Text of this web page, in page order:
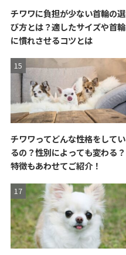
チワワに負担が少ない首輪の選
び方とは？適したサイズや首輪
に慣れさせるコツとは
チワワってどんな性格をしてい
るの？性別によっても変わる？
特徴もあわせてご紹介！